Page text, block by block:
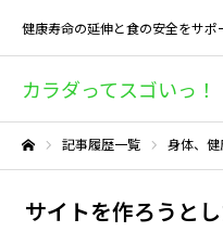
カラダってスゴいっ！
健康寿命の延伸と食の安全をサポ
記事履歴一覧 身体、健
サイトを作ろうと